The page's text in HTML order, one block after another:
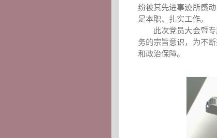
纷被其先进事迹所感
足本职、扎实工作。
此次党员大会暨
务的宗旨意识，为不
和政治保障。